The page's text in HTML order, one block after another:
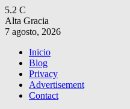
5.2 C
Alta Gracia
7 agosto, 2026
Inicio
Blog
Privacy
Advertisement
Contact